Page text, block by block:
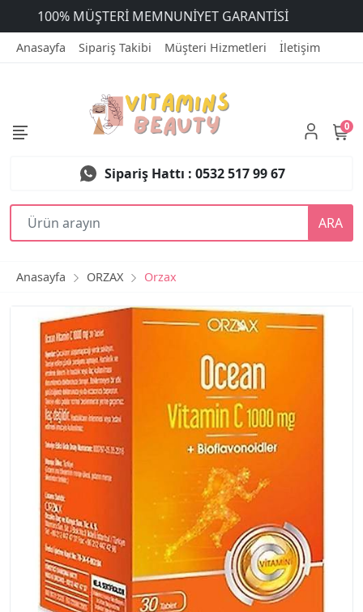
ÜCRETSİZ DEĞİŞİM
Anasayfa Sipariş Takibi Müşteri Hizmetleri İletişim
Sipariş Hattı : 0532 517 99 67
ARA
0
Anasayfa ORZAX Orzax